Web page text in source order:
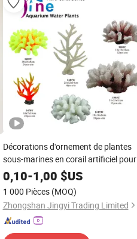
Décorations d'ornement de plantes
sous-marines en corail artificiel pour
aquarium
0,10-1,00 $US
1 000 Pièces (MOQ)
Zhongshan Jingyi Trading Limited